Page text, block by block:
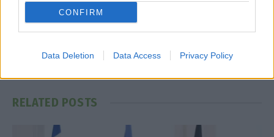
CONFIRM
Data Deletion Data Access Privacy Policy
Εκπαιδευτικές Δράσεις για
1.100+ μαθητές και δημιουργία
πάρκων, με αφορμή την
Περιβάλλοντος
RELATED POSTS